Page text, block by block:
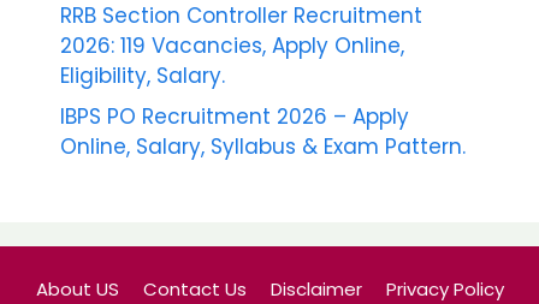
RRB Section Controller Recruitment
2026: 119 Vacancies, Apply Online,
Eligibility, Salary.
IBPS PO Recruitment 2026 – Apply
Online, Salary, Syllabus & Exam Pattern.
About US Contact Us Disclaimer Privacy Policy